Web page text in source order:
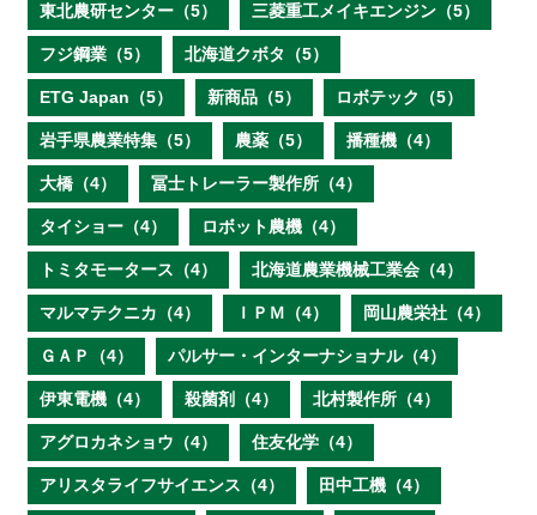
東北農研センター（5） 三菱重工メイキエンジン（5）
フジ鋼業（5） 北海道クボタ（5）
ETG Japan（5） 新商品（5） ロボテック（5）
岩手県農業特集（5） 農薬（5） 播種機（4）
大橋（4） 冨士トレーラー製作所（4）
タイショー（4） ロボット農機（4）
トミタモータース（4） 北海道農業機械工業会（4）
マルマテクニカ（4） ＩＰＭ（4） 岡山農栄社（4）
ＧＡＰ（4） パルサー・インターナショナル（4）
伊東電機（4） 殺菌剤（4） 北村製作所（4）
アグロカネショウ（4） 住友化学（4）
アリスタライフサイエンス（4） 田中工機（4）